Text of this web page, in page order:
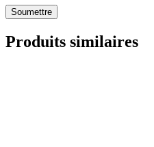
Soumettre
Produits similaires